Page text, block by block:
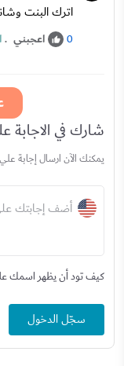
اترك البنت
0 اعجبني .
شارك في الاجابة
يمكنك الآن ارسال إجابة
أضف إجابتك
كيف تود أن يظهر اسمك
سجّل الدخول